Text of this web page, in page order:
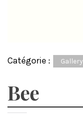
Catégorie : Gallery
Bee